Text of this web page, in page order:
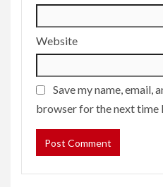
Website
Save my name, email,
browser for the next time